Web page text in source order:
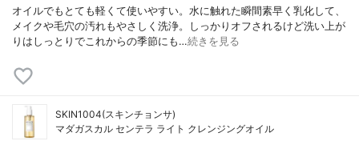
オイルでもとても軽くて使いやすい。水に触れた瞬間素早く乳化して、
メイクや毛穴の汚れもやさしく洗浄。しっかりオフされるけど洗い上が
りはしっとりでこれからの季節にも…続きを見る
SKIN1004(スキンチョンサ)
マダガスカル センテラ ライト クレンジングオイル